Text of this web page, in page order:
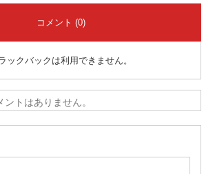
コメント (0)
ックバックは利用できません。
トはありません。